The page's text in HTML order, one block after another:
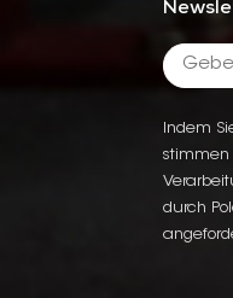
Indem
stimmen
durch